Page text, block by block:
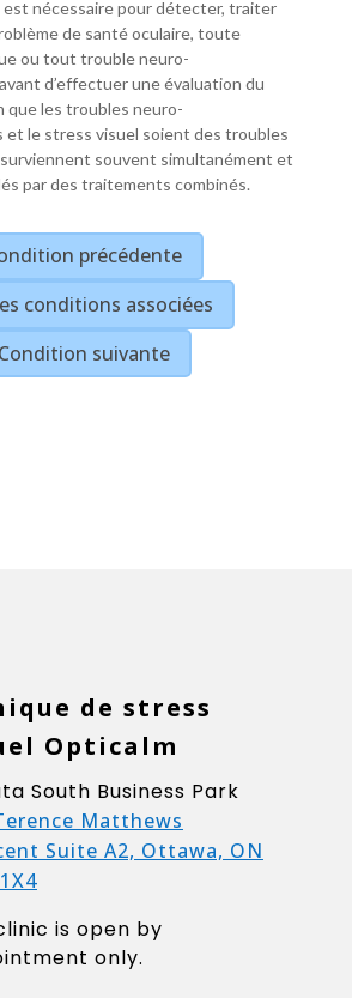
est nécessaire pour détecter, traiter
de santé oculaire, toute
ou tout trouble neuro-
d’effectuer une évaluation du
que les troubles neuro-
et le stress visuel soient des troubles
souvent simultanément et
par des traitements combinés.
précédente
conditions associées
Condition suivante
de stress
Opticalm
South Business Park
Matthews
Suite A2, Ottawa, ON
is open by
only.